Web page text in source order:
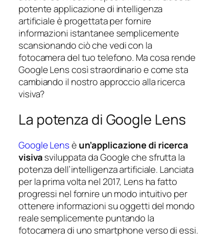
potente applicazione di intelligenza
artificiale è progettata per fornire
informazioni istantanee semplicemente
scansionando ciò che vedi con la
fotocamera del tuo telefono. Ma cosa rende
Google Lens così straordinario e come sta
cambiando il nostro approccio alla ricerca
visiva?
La potenza di Google Lens
Google Lensè un’applicazione di ricerca
visivasviluppata da Google che sfrutta la
potenza dell’intelligenza artificiale. Lanciata
per la prima volta nel 2017, Lens ha fatto
progressi nel fornire un modo intuitivo per
ottenere informazioni su oggetti del mondo
reale semplicemente puntando la
fotocamera di uno smartphone verso di essi.